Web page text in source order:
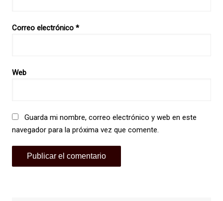
Correo electrónico *
Web
Guarda mi nombre, correo electrónico y web en este
navegador para la próxima vez que comente.